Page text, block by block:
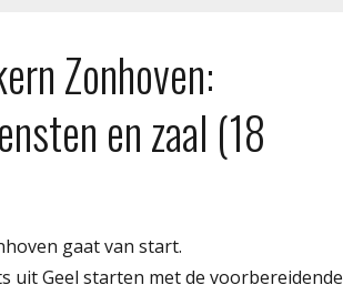
Zonhoven:
en zaal (18
gaat van start.
uit Geel starten met de voorbereidende